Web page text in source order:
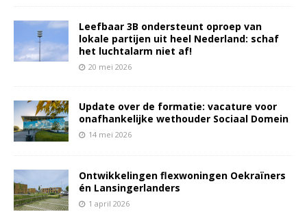
Leefbaar 3B ondersteunt oproep van
lokale partijen uit heel Nederland: schaf
het luchtalarm niet af!
20 mei 2026
Update over de formatie: vacature voor
onafhankelijke wethouder Sociaal Domein
14 mei 2026
Ontwikkelingen flexwoningen Oekraïners
én Lansingerlanders
1 april 2026